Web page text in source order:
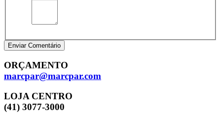
Enviar Comentário
ORÇAMENTO
marcpar@marcpar.com
LOJA CENTRO
(41) 3077-3000